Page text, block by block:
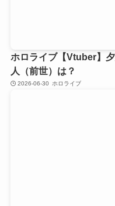
ホロライブ【Vtuber】
人（前世）は？
2026-06-30 ホロライブ